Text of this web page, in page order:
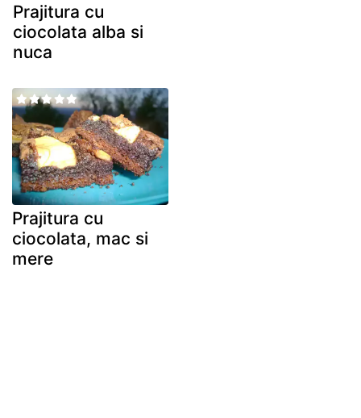
Prajitura cu
ciocolata alba si
nuca
Prajitura cu
ciocolata, mac si
mere